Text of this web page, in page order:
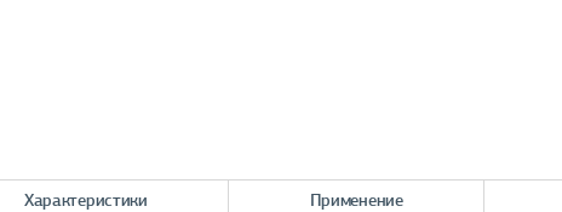
Характеристики Применение